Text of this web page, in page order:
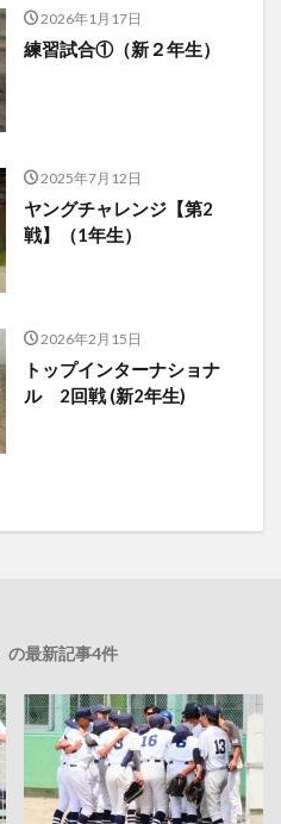
2026年1月17日
練習試合①（新２年生）
2025年7月12日
ヤングチャレンジ【第2
戦】（1年生）
2026年2月15日
トップインターナショナ
ル 2回戦 (新2年生)
の最新記事4件